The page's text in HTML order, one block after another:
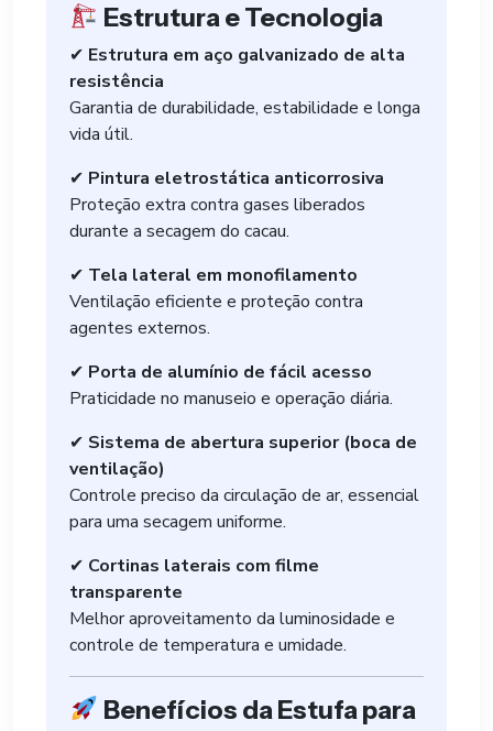
Estrutura e Tecnologia
✔ Estrutura em aço galvanizado de alta
resistência
Garantia de durabilidade, estabilidade e longa
vida útil.
✔ Pintura eletrostática anticorrosiva
Proteção extra contra gases liberados
durante a secagem do cacau.
✔ Tela lateral em monofilamento
Ventilação eficiente e proteção contra
agentes externos.
✔ Porta de alumínio de fácil acesso
Praticidade no manuseio e operação diária.
✔ Sistema de abertura superior (boca de
ventilação)
Controle preciso da circulação de ar, essencial
para uma secagem uniforme.
✔ Cortinas laterais com filme
transparente
Melhor aproveitamento da luminosidade e
controle de temperatura e umidade.
Benefícios da Estufa para